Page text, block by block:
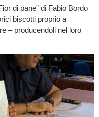
di pane” di Fabio Bordo
biscotti proprio a
– producendoli nel loro